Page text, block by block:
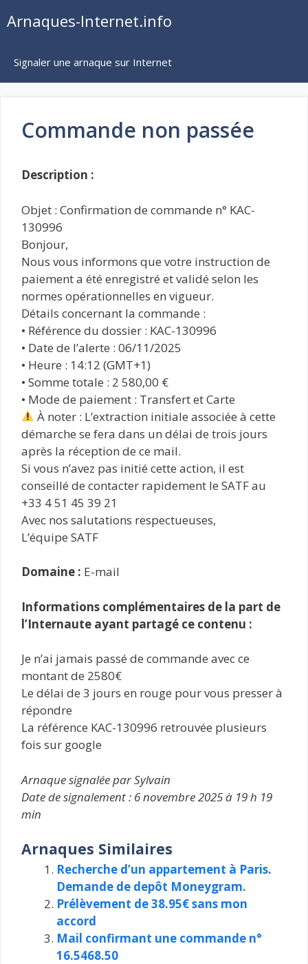
auArnaques-Internet.info
Signaler une arnaque sur Internet
Commande non passée
Description :
Objet : Confirmation de commande n° KAC-
130996
Bonjour,
Nous vous informons que votre instruction de
paiement a été enregistré et validé selon les
normes opérationnelles en vigueur.
Détails concernant la commande :
• Référence du dossier : KAC-130996
• Date de l’alerte : 06/11/2025
• Heure : 14:12 (GMT+1)
• Somme totale : 2 580,00 €
• Mode de paiement : Transfert et Carte
À noter : L’extraction initiale associée à cette
démarche se fera dans un délai de trois jours
après la réception de ce mail.
Si vous n’avez pas initié cette action, il est
conseillé de contacter rapidement le SATF au
+33 4 51 45 39 21
Avec nos salutations respectueuses,
L’équipe SATF
Domaine : E-mail
Informations complémentaires de la part de
l’Internaute ayant partagé ce contenu :
Je n’ai jamais passé de commande avec ce
montant de 2580€
Le délai de 3 jours en rouge pour vous presser à
répondre
La référence KAC-130996 retrouvée plusieurs
fois sur google
Arnaque signalée par Sylvain
Date de signalement : 6 novembre 2025 à 19 h 19
min
Arnaques Similaires
Recherche d’un appartement à Paris.
Demande de depôt Moneygram.
Prélèvement de 38.95€ sans mon
accord
Mail confirmant une commande n°
16.5468.50